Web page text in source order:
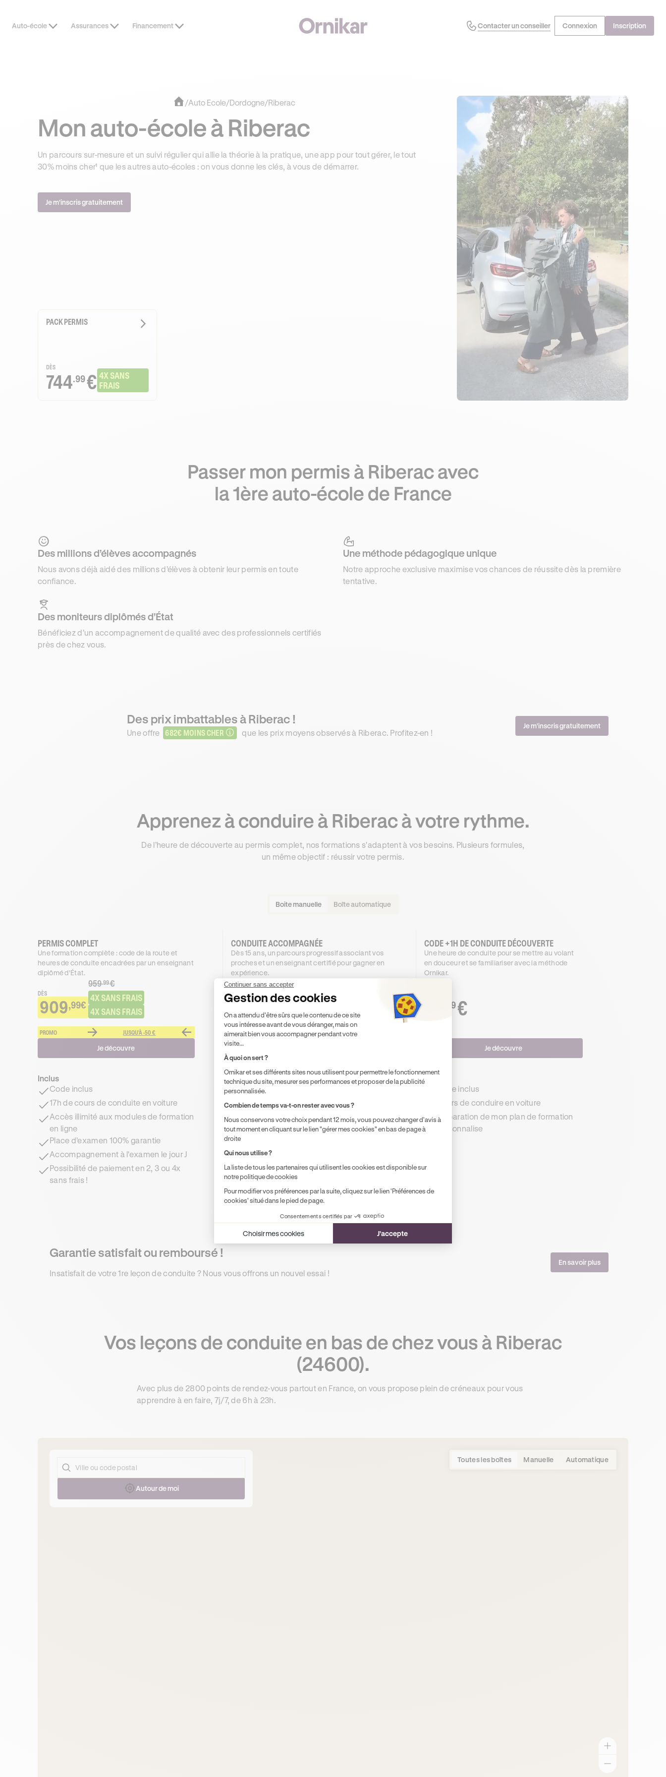
OFFRE EXCLUSIVE JUSQU’À 170€ OFFERTS AVEC REVOLUT + 3 MOIS DEEZER PREMIUM OFFERTS* ! J'EN PROFITE ! OFFRE EXCLUSIVE
Auto-école Assurances Financement Contacter un conseiller Connexion Inscription
/Auto Ecole/Dordogne/Riberac
Mon auto-école à Riberac
Un parcours sur-mesure et un suivi régulier qui allie la théorie à la pratique, une app pour tout gérer, le tout
30% moins cher¹ que les autres auto-écoles : on vous donne les clés, à vous de démarrer.
Je m'inscris gratuitement
PACK PERMIS
DÈS
744.99€ 4X SANS
FRAIS
Passer mon permis à Riberac avec
la 1ère auto-école de France
Des millions d’élèves accompagnés
Nous avons déjà aidé des millions d’élèves à obtenir leur permis en toute
confiance.
Une méthode pédagogique unique
Notre approche exclusive maximise vos chances de réussite dès la première
tentative.
Des moniteurs diplômés d’État
Bénéficiez d’un accompagnement de qualité avec des professionnels certifiés
près de chez vous.
Des prix imbattables à Riberac !
Une offre 682€ MOINS CHER que les prix moyens observés à Riberac. Profitez-en !
Je m'inscris gratuitement
Apprenez à conduire à Riberac à votre rythme.
De l’heure de découverte au permis complet, nos formations s'adaptent à vos besoins. Plusieurs formules,
un même objectif : réussir votre permis.
Boite manuelle Boîte automatique
PERMIS COMPLET
Une formation complète : code de la route et
heures de conduite encadrées par un enseignant
diplômé d’État.
DÈS
909,99€
959 .99€
4X SANS FRAIS
4X SANS FRAIS
PROMO JUSQU'À -50 €
Je découvre
Inclus
Code inclus
17h de cours de conduite en voiture
Accès illimité aux modules de formation
en ligne
Place d’examen 100% garantie
Accompagnement à l'examen le jour J
Possibilité de paiement en 2, 3 ou 4x
sans frais !
CONDUITE ACCOMPAGNÉE
Dès 15 ans, un parcours progressif associant vos
proches et un enseignant certifié pour gagner en
expérience.
DÈS
1089 ,99€
1189
4X SANS FRAIS
4X SANS FRAIS
PROMO -100 €
Inclus
Code inclus
20h de cours de conduite en voiture
Accès illimité aux modules de formation
en ligne
Accompagnement à l'examen le jour J
Possibilité de paiement en 2, 3 ou 4x
sans frais !
CODE +1H DE CONDUITE DÉCOUVERTE
Une heure de conduite pour se mettre au volant
en douceur et se familiariser avec la méthode
Ornikar.
.99€
Je découvre
Inclus
Code inclus
Cours de conduire en voiture
Préparation de mon plan de formation
personnalise
Garantie satisfait ou remboursé !
Insatisfait de votre 1re leçon de conduite ? Nous vous offrons un nouvel essai !
En savoir plus
Vos leçons de conduite en bas de chez vous à Riberac
(24600).
Avec plus de 2800 points de rendez-vous partout en France, on vous propose plein de créneaux pour vous
apprendre à en faire, 7j/7, de 6h à 23h.
Autour de moi
Toutes les boîtes Manuelle Automatique
Continuer sans accepter
Gestion des cookies
Plateforme de Gestion du Consentement : Personnalisez vos Options
On a attendu d'être sûrs que le contenu de ce site
vous intéresse avant de vous déranger, mais on
aimerait bien vous accompagner pendant votre
visite...
À quoi on sert ?
Ornikar et ses différents sites nous utilisent pour permettre le fonctionnement
technique du site, mesurer ses performances et proposer de la publicité
personnalisée.
Combien de temps va-t-on rester avec vous ?
Nous conservons votre choix pendant 12 mois, vous pouvez changer d'avis à
tout moment en cliquant sur le lien "gérer mes cookies" en bas de page à
droite
Qui nous utilise ?
La liste de tous les partenaires qui utilisent les cookies est disponible sur
notre politique de cookies
Pour modifier vos préférences par la suite, cliquez sur le lien 'Préférences de
cookies' situé dans le pied de page.
Consentements certifiés par
Choisir mes cookies J'accepte
Axeptio consent